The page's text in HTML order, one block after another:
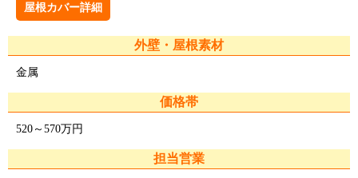
屋根カバー詳細
外壁・屋根素材
金属
価格帯
520～570万円
担当営業